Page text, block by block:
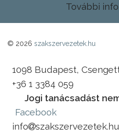
További
© 2026 szakszervezetek.hu
1098 Budapest,
+36 1 3384 059
Jogi tanácsadást
Facebook
info
szakszervezetek.hu